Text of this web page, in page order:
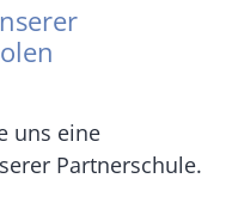
uns eine
Partnerschule.